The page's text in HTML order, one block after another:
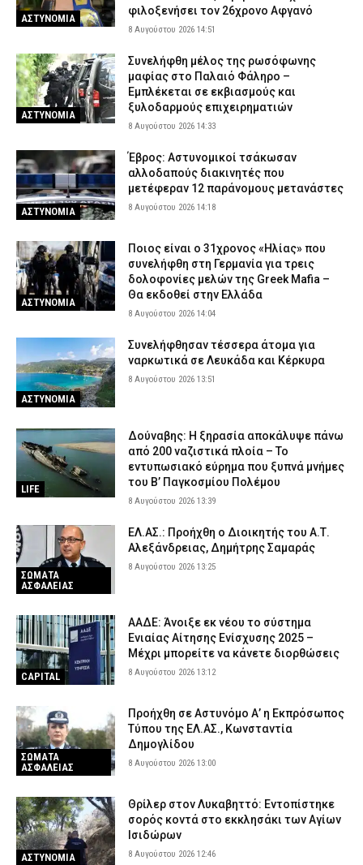
ΑΣΤΥΝΟΜΙΑ
φιλοξενήσει τον 26χρονο Αφγανό
8 Αυγούστου 2026 14:51
ΑΣΤΥΝΟΜΙΑ
Συνελήφθη μέλος της ρωσόφωνης
μαφίας στο Παλαιό Φάληρο –
Εμπλέκεται σε εκβιασμούς και
ξυλοδαρμούς επιχειρηματιών
8 Αυγούστου 2026 14:33
ΑΣΤΥΝΟΜΙΑ
Έβρος: Αστυνομικοί τσάκωσαν
αλλοδαπούς διακινητές που
μετέφεραν 12 παράνομους μετανάστες
8 Αυγούστου 2026 14:18
ΑΣΤΥΝΟΜΙΑ
Ποιος είναι ο 31χρονος «Ηλίας» που
συνελήφθη στη Γερμανία για τρεις
δολοφονίες μελών της Greek Mafia –
Θα εκδοθεί στην Ελλάδα
8 Αυγούστου 2026 14:04
ΑΣΤΥΝΟΜΙΑ
Συνελήφθησαν τέσσερα άτομα για
ναρκωτικά σε Λευκάδα και Κέρκυρα
8 Αυγούστου 2026 13:51
LIFE
Δούναβης: Η ξηρασία αποκάλυψε πάνω
από 200 ναζιστικά πλοία – Το
εντυπωσιακό εύρημα που ξυπνά μνήμες
του Β’ Παγκοσμίου Πολέμου
8 Αυγούστου 2026 13:39
ΣΩΜΑΤΑ
ΑΣΦΑΛΕΙΑΣ
ΕΛ.ΑΣ.: Προήχθη ο Διοικητής του Α.Τ.
Αλεξάνδρειας, Δημήτρης Σαμαράς
8 Αυγούστου 2026 13:25
CAPITAL
ΑΑΔΕ: Άνοιξε εκ νέου το σύστημα
Ενιαίας Αίτησης Ενίσχυσης 2025 –
Μέχρι μπορείτε να κάνετε διορθώσεις
8 Αυγούστου 2026 13:12
ΣΩΜΑΤΑ
ΑΣΦΑΛΕΙΑΣ
Προήχθη σε Αστυνόμο Α’ η Εκπρόσωπος
Τύπου της ΕΛ.ΑΣ., Κωνσταντία
Δημογλίδου
8 Αυγούστου 2026 13:00
ΑΣΤΥΝΟΜΙΑ
Θρίλερ στον Λυκαβηττό: Εντοπίστηκε
σορός κοντά στο εκκλησάκι των Αγίων
Ισιδώρων
8 Αυγούστου 2026 12:46